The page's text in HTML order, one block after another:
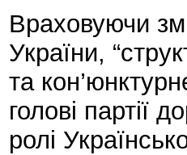
Враховуючи
України,
та
голові партії
ролі